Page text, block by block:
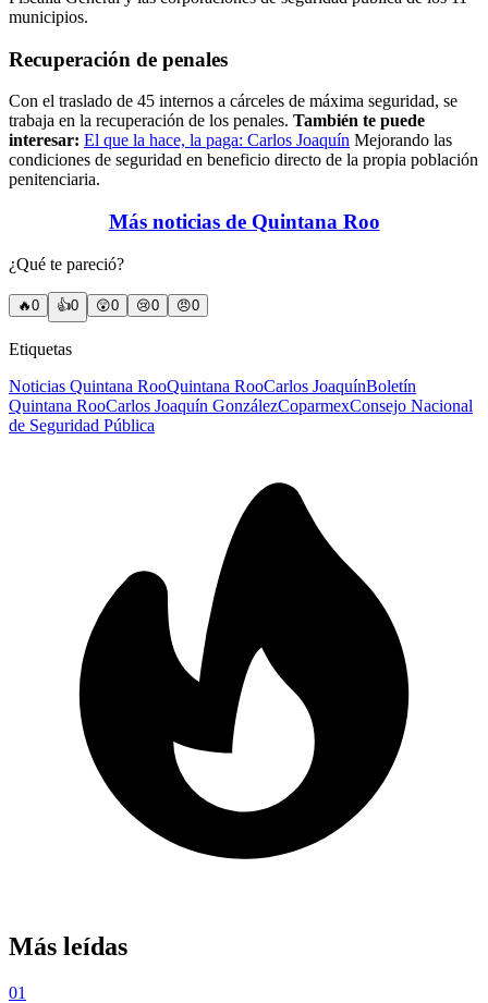
municipios.
Recuperación de penales
Con el traslado de 45 internos a cárceles de máxima seguridad, se
trabaja en la recuperación de los penales. También te puede
interesar: El que la hace, la paga: Carlos Joaquín Mejorando las
condiciones de seguridad en beneficio directo de la propia población
penitenciaria.
Más noticias de Quintana Roo
¿Qué te pareció?
🔥0 👍0 😲0 😢0 😠0
Etiquetas
Noticias Quintana RooQuintana RooCarlos JoaquínBoletín
Quintana RooCarlos Joaquín GonzálezCoparmexConsejo Nacional
de Seguridad Pública
Más leídas
01